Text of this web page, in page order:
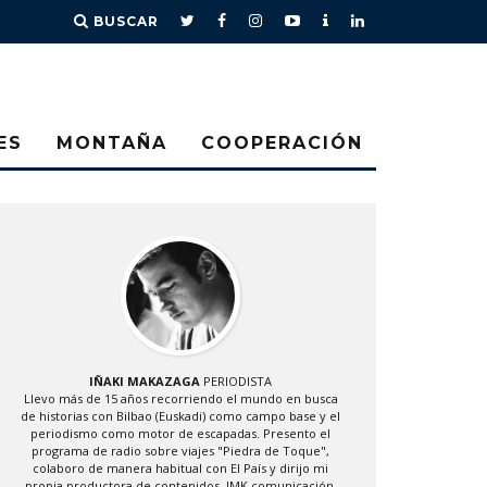
BUSCAR
MONTAÑA COOPERACIÓN
IÑAKI MAKAZAGA PERIODISTA
Llevo más de 15 años recorriendo el mundo en busca
de historias con Bilbao (Euskadi) como campo base y el
periodismo como motor de escapadas. Presento el
programa de radio sobre viajes "Piedra de Toque",
colaboro de manera habitual con El País y dirijo mi